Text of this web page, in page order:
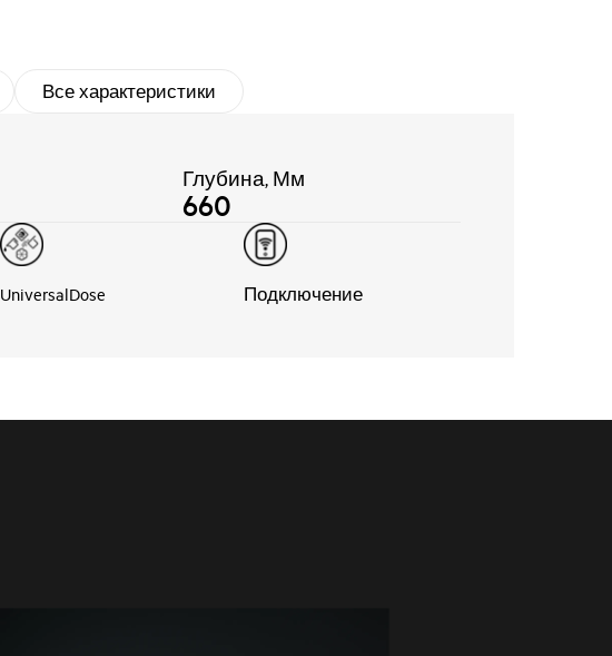
Все характеристики
Глубина, Мм
660
UniversalDose Подключение